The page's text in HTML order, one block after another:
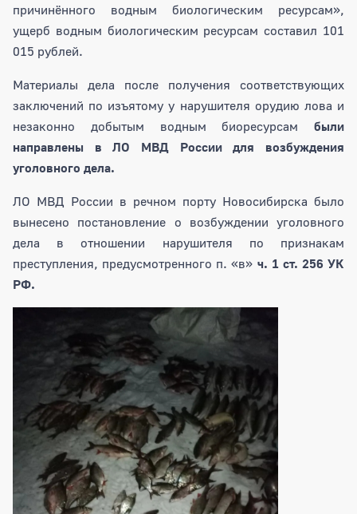
причинённого водным биологическим ресурсам»,
ущерб водным биологическим ресурсам составил 101
015 рублей.
Материалы дела после получения соответствующих
заключений по изъятому у нарушителя орудию лова и
незаконно добытым водным биоресурсам были
направлены в ЛО МВД России для возбуждения
уголовного дела.
ЛО МВД России в речном порту Новосибирска было
вынесено постановление о возбуждении уголовного
дела в отношении нарушителя по признакам
преступления, предусмотренного п. «в» ч. 1 ст. 256 УК
РФ.